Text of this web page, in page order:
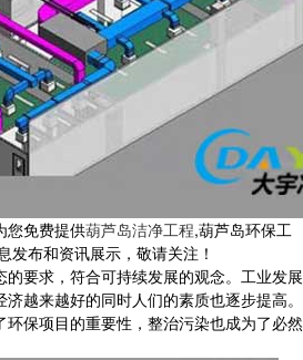
您免费提供葫芦岛洁净工程,葫芦岛环保工
发布和资讯展示，敬请关注！
的要求，符合可持续发展的观念。工业发展
越来越好的同时人们的素质也逐步提高。
环保项目的重要性，整治污染也成为了必然